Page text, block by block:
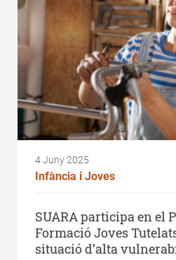
4 Juny 2025
Infància i Joves
SUARA participa en el
Formació Joves
situació d’alta